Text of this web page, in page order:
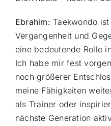
Ebrahim: Taekwondo
Vergangenheit und
eine bedeutende Rolle
Ich habe mir fest
noch größerer
meine Fähigkeiten
als Trainer oder
nächste Generation